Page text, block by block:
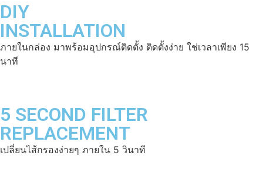
DIY
INSTALLATION
ภายในกล่อง มาพร้อมอุปกรณ์ติดตั้ง ติดตั้งง่าย ใช่เวลาเพียง 15
นาที
5 SECOND FILTER
REPLACEMENT
เปลี่ยนไส้กรองง่ายๆ ภายใน 5 วินาที